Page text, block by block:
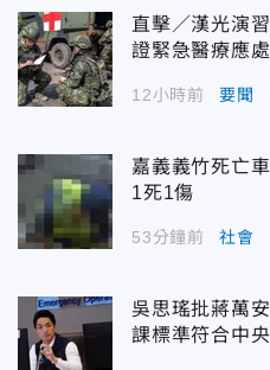
直擊／漢光演
證緊急醫療應
12小時前 要聞
嘉義義竹死亡
1死1傷
53分鐘前 社會
吳思瑤批蔣萬
課標準符合中央